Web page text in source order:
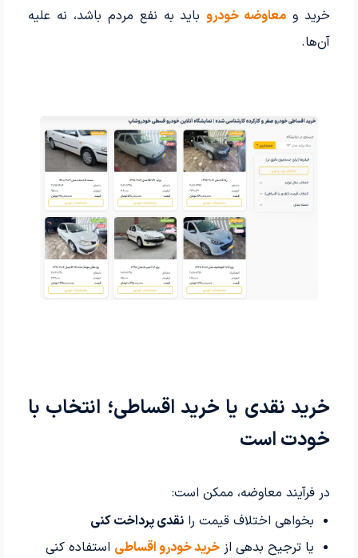
خرید و معاوضه خودرو باید به نفع مردم باشد، نه علیه
آن‌ها.
خرید نقدی یا خرید اقساطی؛ انتخاب با
خودت است
در فرآیند معاوضه، ممکن است:
بخواهی اختلاف قیمت را نقدی پرداخت کنی
یا ترجیح بدهی از خرید خودرو اقساطی استفاده کنی